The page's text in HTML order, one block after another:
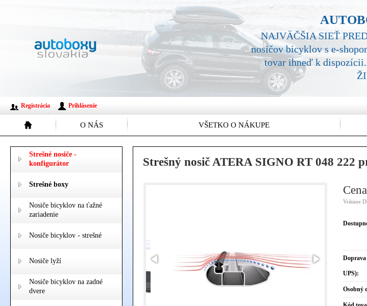
NAJVÄČŠIA SIEŤ
nosičov bicyklov s e-
tovar ihneď k
O NÁS VŠETKO O NÁKUPE
Registrácia Prihlásenie
Strešný nosič ATERA SIGNO RT 048 222
Strešné nosiče -
konfigurátor
Strešné boxy
Nosiče bicyklov na ťažné
zariadenie
Nosiče bicyklov - strešné
Nosiče lyží
Nosiče bicyklov na zadné
dvere
Vrátane
Doprava
UPS):
Osobný